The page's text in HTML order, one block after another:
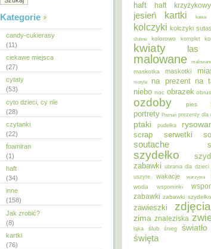
Kategorie
candy-cukierasy
(11)
ciekawe miejsca
(27)
cytaty
(53)
cyto dzieci, cy nie
(28)
czytanki
(22)
foamiran
(1)
haft
(34)
inne
(158)
Jak zrobić?
(8)
kartki
(76)
haft haft krzyżykowy
jesień kartki kawa
kolczyki kolczyki
ślubne
kolorowo komplet
kwiaty las
malowane
maskotka maskotki
motyle na prezent na
niebo noc obrazek
ozdoby pies
portrety Poznań prezenty dla
ptaki pudełka
scrap serwetki
soutache
szydełko
zabawki ubrania dla dzieci
uszyte wakacje warzywa
woda wspominki
zabawki zabawki
zawieszki zdjęcia
zima znaleziska
łąka ślub śnieg
święta